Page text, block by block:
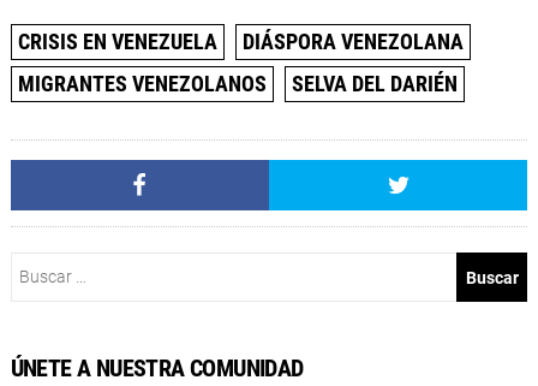
CRISIS EN VENEZUELA
DIÁSPORA VENEZOLANA
MIGRANTES VENEZOLANOS
SELVA DEL DARIÉN
ÚNETE A NUESTRA COMUNIDAD